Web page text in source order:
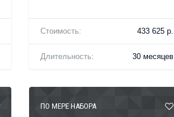
Стоимость: 433 625 р.
Длительность: 30 месяцев
ПО МЕРЕ НАБОРА